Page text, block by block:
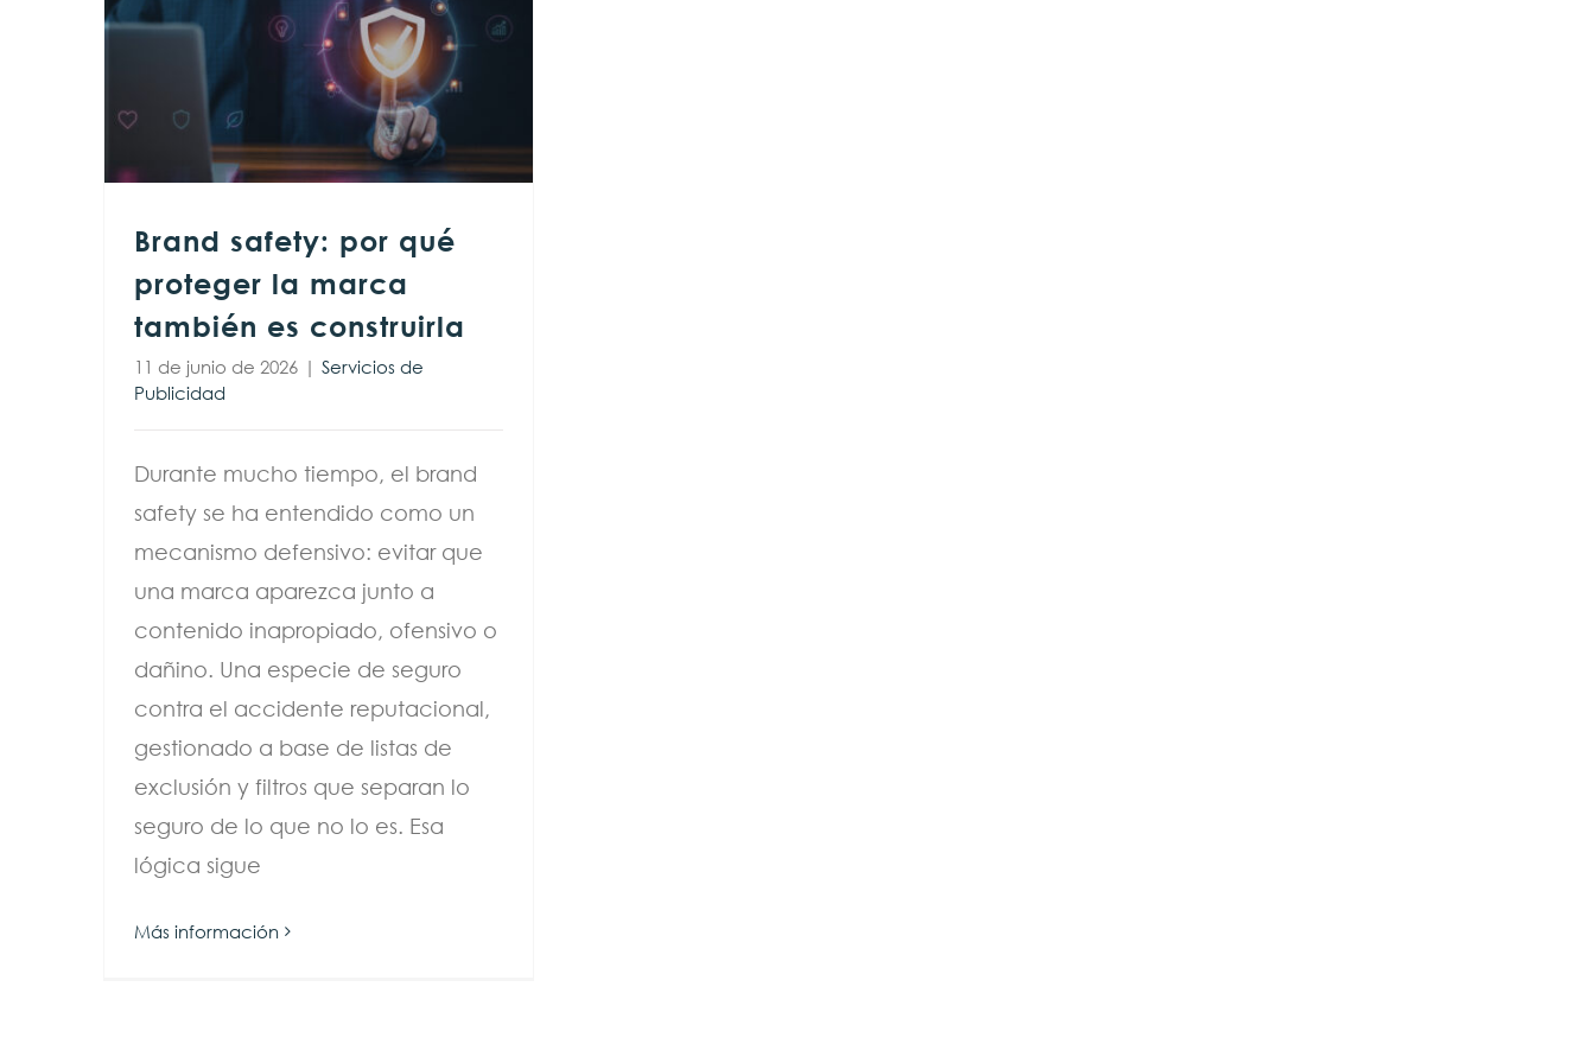
Brand safety: por qué
proteger la marca
también es construirla
11 de junio de 2026 | Servicios de
Publicidad
Durante mucho tiempo, el brand
safety se ha entendido como un
mecanismo defensivo: evitar que
una marca aparezca junto a
contenido inapropiado, ofensivo o
dañino. Una especie de seguro
contra el accidente reputacional,
gestionado a base de listas de
exclusión y filtros que separan lo
seguro de lo que no lo es. Esa
lógica sigue
Más información